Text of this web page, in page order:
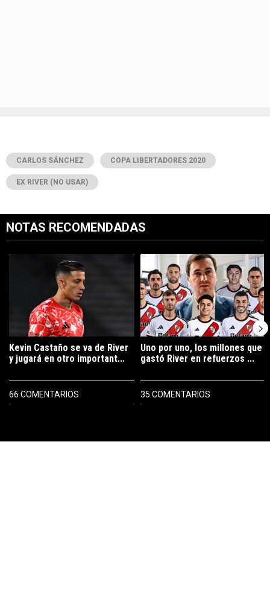
CARLOS SÁNCHEZ COPA LIBERTADORES 2020
EX RIVER (NO USAR)
NOTAS RECOMENDADAS
Un artículo de tendencia con el título "Kevin Castaño se va de
Kevin Castaño se va de River
y jugará en otro important...
66 COMENTARIOS
Un artículo de tendencia con el
Uno por uno, los millones que
gastó River en refuerzos ...
35 COMENTARIOS